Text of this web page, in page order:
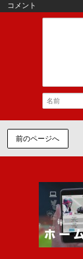
コメント
前のページへ